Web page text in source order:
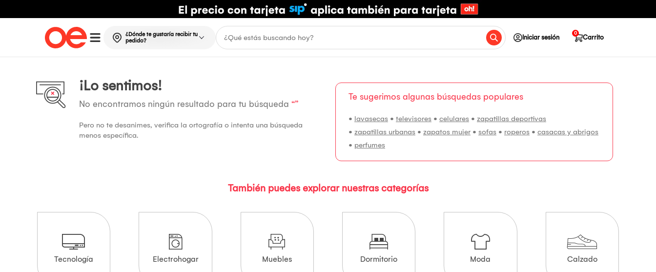
¿Dónde te gustaría recibir tu
pedido?
Iniciar sesión Carrito
0
¡Lo sentimos!
No encontramos ningún resultado para tu búsqueda “”
Pero no te desanimes, verifica la ortografía o intenta una búsqueda
menos específica.
Te sugerimos algunas búsquedas populares
• lavasecas • televisores • celulares • zapatillas deportivas
• zapatillas urbanas • zapatos mujer • sofas • roperos • casacas y abrigos
• perfumes
También puedes explorar nuestras categorías
Tecnología Electrohogar Muebles Dormitorio Moda Calzado